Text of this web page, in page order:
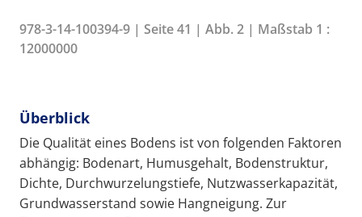
978-3-14-100394-9 | Seite 41 | Abb. 2 | Maßstab 1 :
12000000
Überblick
Die Qualität eines Bodens ist von folgenden Faktoren
abhängig: Bodenart, Humusgehalt, Bodenstruktur,
Dichte, Durchwurzelungstiefe, Nutzwasserkapazität,
Grundwasserstand sowie Hangneigung. Zur